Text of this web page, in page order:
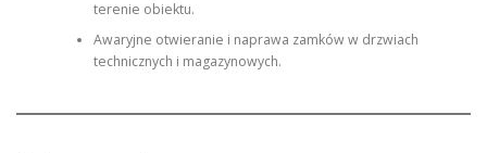
terenie obiektu.
Awaryjne otwieranie i naprawa zamków w drzwiach
technicznych i magazynowych.